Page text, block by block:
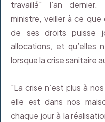
travaillé" l’an dernier.
ministre, veiller à ce
de ses droits puisse
allocations, et qu’elles
lorsque la crise sanitaire
"La crise n’est plus à
elle est dans nos
chaque jour à la